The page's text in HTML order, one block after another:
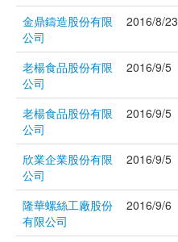
金鼎鑄造股份有限
公司
2016/8/23
老楊食品股份有限
公司
2016/9/5
老楊食品股份有限
公司
2016/9/5
欣業企業股份有限
公司
2016/9/5
隆華螺絲工廠股份
有限公司
2016/9/6